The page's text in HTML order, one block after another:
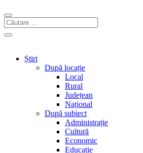
Știri
După locație
Local
Rural
Județean
Național
După subiect
Administrație
Cultură
Economic
Educație